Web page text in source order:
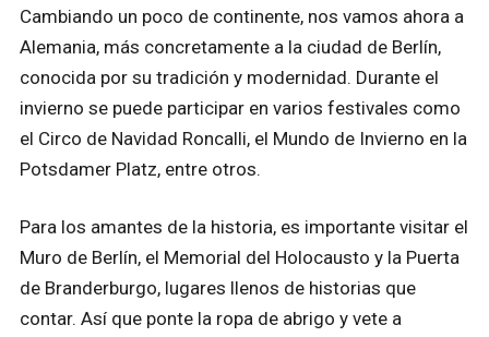
Cambiando un poco de continente, nos vamos ahora a
Alemania, más concretamente a la ciudad de Berlín,
conocida por su tradición y modernidad. Durante el
invierno se puede participar en varios festivales como
el Circo de Navidad Roncalli, el Mundo de Invierno en la
Potsdamer Platz, entre otros.
Para los amantes de la historia, es importante visitar el
Muro de Berlín, el Memorial del Holocausto y la Puerta
de Branderburgo, lugares llenos de historias que
contar. Así que ponte la ropa de abrigo y vete a